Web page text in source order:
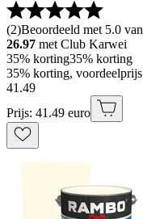
(2)Beoordeeld met 5.0
26.97 met Club Karwei
35% korting35% korting
35% korting,
41 .49
Prijs: 41.49 euro